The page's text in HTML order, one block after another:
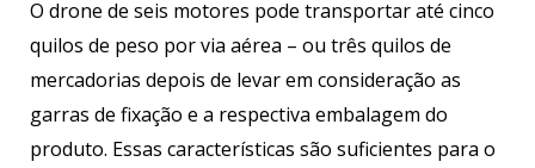
O drone de seis motores pode transportar até cinco
quilos de peso por via aérea – ou três quilos de
mercadorias depois de levar em consideração as
garras de fixação e a respectiva embalagem do
produto. Essas características são suficientes para o